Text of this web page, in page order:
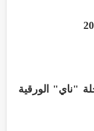
"ناي" الورقية